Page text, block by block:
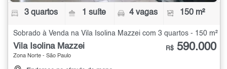
3 quartos 1 suíte 4 vagas 150 m²
Sobrado à Venda na Vila Isolina Mazzei com 3 quartos - 150 m²
Vila Isolina Mazzei
Zona Norte - São Paulo
R$ 590.000